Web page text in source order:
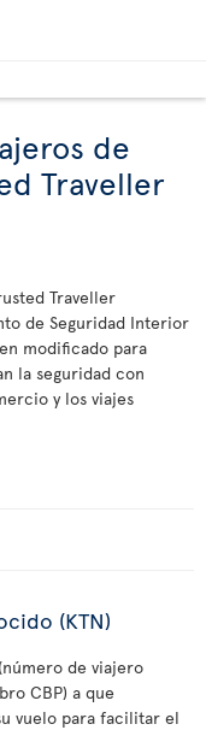
de
Traveller
Traveller
de Seguridad Interior
modificado para
la seguridad con
y los viajes
(KTN)
de viajero
CBP) a que
vuelo para facilitar el